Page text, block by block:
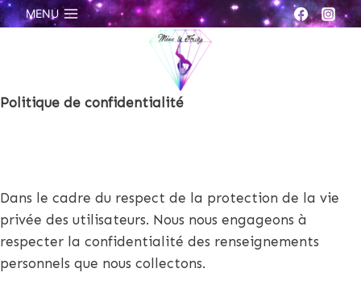
Aller
au
MENU
Politique de confidentialité
Dans le cadre du respect de la protection de la vie
privée des utilisateurs. Nous nous engageons à
respecter la confidentialité des renseignements
personnels que nous collectons.